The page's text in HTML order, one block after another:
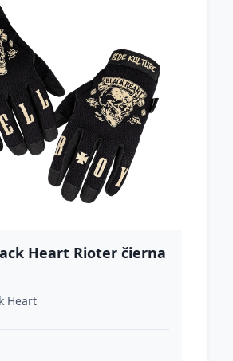
Heart Rioter čierna
Heart